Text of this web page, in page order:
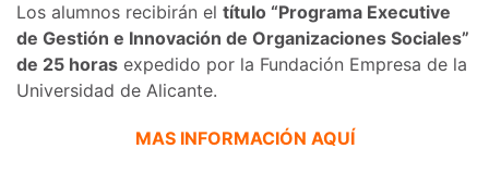
Los alumnos recibirán el título “Programa Executive
de Gestión e Innovación de Organizaciones Sociales”
de 25 horas expedido por la Fundación Empresa de la
Universidad de Alicante.
MAS INFORMACIÓN AQUÍ